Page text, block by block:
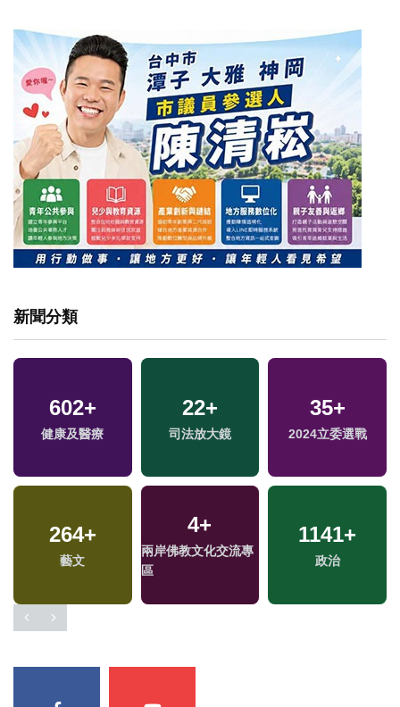
新聞分類
602+
健康及醫療
22+
司法放大鏡
35+
2024立委選戰
264+
藝文
4+
兩岸佛教文化交流專
區
1141+
政治